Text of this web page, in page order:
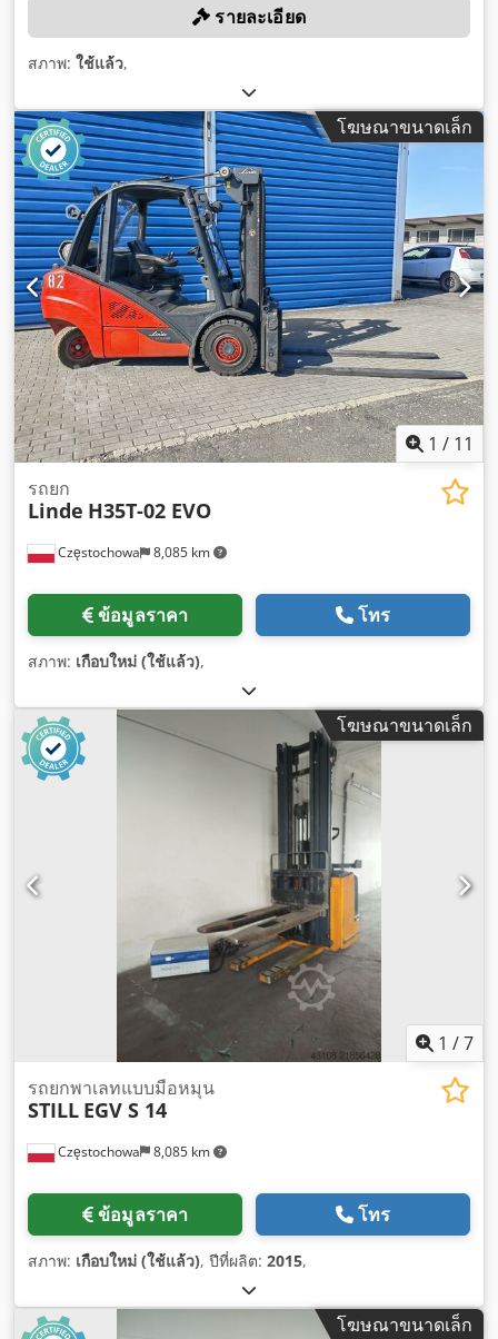
รายละเอียด
สภาพ: ใช้แล้ว,
โฆษณาขนาดเล็ก
1 / 11
Częstochowa 8,085 km
รถยก
Linde H35T-02 EVO
ข้อมูลราคา โทร
สภาพ: เกือบใหม่ (ใช้แล้ว),
โฆษณาขนาดเล็ก
1 /7
Częstochowa 8,085 km
รถยกพาเลทแบบมือหมุน
STILL EGV S 14
ข้อมูลราคา โทร
สภาพ: เกือบใหม่ (ใช้แล้ว), ปีที่ผลิต: 2015,
โฆษณาขนาดเล็ก